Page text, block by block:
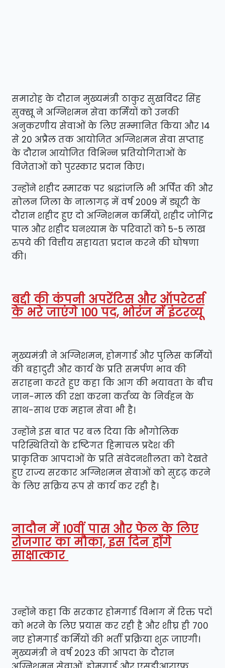
समारोह के दौरान मुख्यमंत्री ठाकुर सुखविंदर सिंह
सुक्खू ने अग्निशमन सेवा कर्मियों को उनकी
अनुकरणीय सेवाओं के लिए सम्मानित किया और 14
से 20 अप्रैल तक आयोजित अग्निशमन सेवा सप्ताह
के दौरान आयोजित विभिन्न प्रतियोगिताओं के
विजेताओं को पुरस्कार प्रदान किए।
उन्होंने शहीद स्मारक पर श्रद्धांजलि भी अर्पित की और
सोलन जिला के नालागढ़ में वर्ष 2009 में ड्यूटी के
दौरान शहीद हुए दो अग्निशमन कर्मियों, शहीद जोगिंद्र
पाल और शहीद घनश्याम के परिवारों को 5-5 लाख
रुपये की वित्तीय सहायता प्रदान करने की घोषणा
की।
बद्दी की कंपनी अपरेंटिस और ऑपरेटर्स
के भरे जाएंगे 100 पद, भोरंज में इंटरव्यू
मुख्यमंत्री ने अग्निशमन, होमगार्ड और पुलिस कर्मियों
की बहादुरी और कार्य के प्रति समर्पण भाव की
सराहना करते हुए कहा कि आग की भयावता के बीच
जान-माल की रक्षा करना कर्तव्य के निर्वहन के
साथ-साथ एक महान सेवा भी है।
उन्होंने इस बात पर बल दिया कि भौगोलिक
परिस्थितियों के दृष्टिगत हिमाचल प्रदेश की
प्राकृतिक आपदाओं के प्रति संवेदनशीलता को देखते
हुए राज्य सरकार अग्निशमन सेवाओं को सुदृढ़ करने
के लिए सक्रिय रूप से कार्य कर रही है।
नादौन में 10वीं पास और फेल के लिए
रोजगार का मौका, इस दिन होंगे
साक्षात्कार
उन्होंने कहा कि सरकार होमगार्ड विभाग में रिक्त पदों
को भरने के लिए प्रयास कर रही है और शीघ्र ही 700
नए होमगार्ड कर्मियों की भर्ती प्रक्रिया शुरू जाएगी।
मुख्यमंत्री ने वर्ष 2023 की आपदा के दौरान